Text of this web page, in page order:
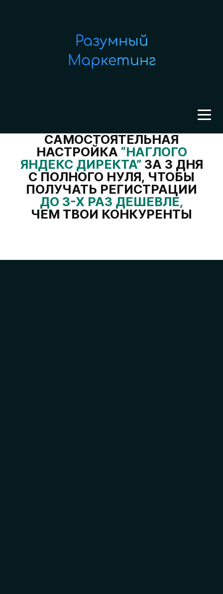
Разумный
Маркетинг
САМОСТОЯТЕЛЬНАЯ
НАСТРОЙКА “НАГЛОГО
ЯНДЕКС ДИРЕКТА” ЗА 3 ДНЯ
С ПОЛНОГО НУЛЯ, ЧТОБЫ
ПОЛУЧАТЬ РЕГИСТРАЦИИ
ДО 3-Х РАЗ ДЕШЕВЛЕ,
ЧЕМ ТВОИ КОНКУРЕНТЫ